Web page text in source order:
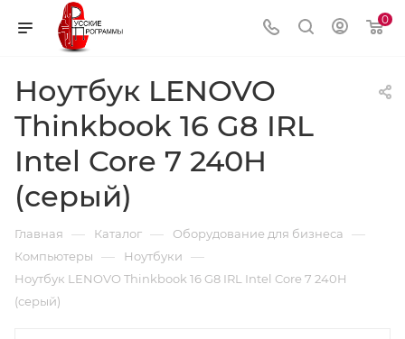
0
Ноутбук LENOVO
Thinkbook 16 G8 IRL
Intel Core 7 240H
(серый)
Главная — Каталог — Оборудование для бизнеса —
Компьютеры — Ноутбуки —
Ноутбук LENOVO Thinkbook 16 G8 IRL Intel Core 7 240H
(серый)